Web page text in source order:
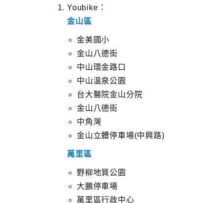
Youbike：
金山區
金美國小
金山八德街
中山環金路口
中山溫泉公園
台大醫院金山分院
金山八德街
中角灣
金山立體停車場(中興路)
萬里區
野柳地質公園
大鵬停車場
萬里區行政中心